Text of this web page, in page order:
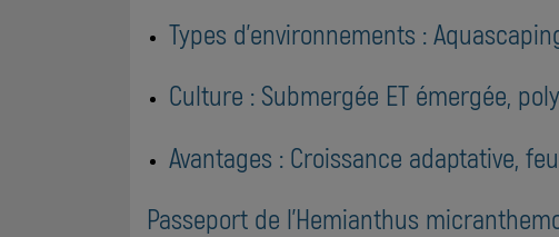
Types d'environnements :
Culture : Submergée ET émergée,
Avantages : Croissance adaptative,
Passeport de l'Hemianthus